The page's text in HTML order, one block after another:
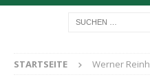
STARTSEITE Werner